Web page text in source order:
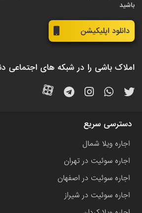
باشید
دانلود اپلیکیشن
املاک باشی را در شبکه های اجتماعی
دسترسی سریع
اجاره ویلا شمال
اجاره سوئیت در تهران
اجاره سوئیت در اصفهان
اجاره سوئیت در شیراز